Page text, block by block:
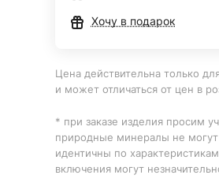
Хочу в подарок
Цена действительна только
и может отличаться от цен в
* при заказе изделия просим
природные минералы не
идентичны по
включения могут